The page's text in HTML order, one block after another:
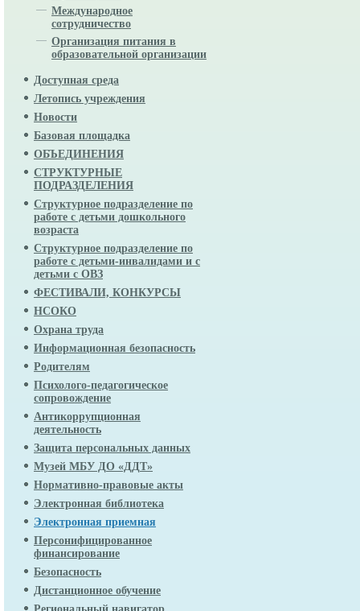
Международное
сотрудничество
Организация питания в
образовательной организации
Доступная среда
Летопись учреждения
Новости
Базовая площадка
ОБЪЕДИНЕНИЯ
СТРУКТУРНЫЕ
ПОДРАЗДЕЛЕНИЯ
Структурное подразделение по
работе с детьми дошкольного
возраста
Структурное подразделение по
работе с детьми-инвалидами и с
детьми с ОВЗ
ФЕСТИВАЛИ, КОНКУРСЫ
НСОКО
Охрана труда
Информационная безопасность
Родителям
Психолого-педагогическое
сопровождение
Антикоррупционная
деятельность
Защита персональных данных
Музей МБУ ДО «ДДТ»
Нормативно-правовые акты
Электронная библиотека
Электронная приемная
Персонифицированное
финансирование
Безопасность
Дистанционное обучение